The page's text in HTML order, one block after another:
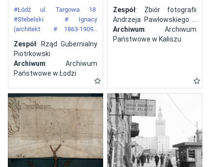
Łodzi]
#Łódź ul. Targowa 18
#Stebelski
# Ignacy
(architekt
# 1863-1909)
Zespół: Rząd Gubernialny
Piotrkowski
Archiwum: Archiwum
Państwowe w Łodzi
Zespół: Zbiór fotografii
Andrzeja Pawłowskiego z
Kalisza
Archiwum: Archiwum
Państwowe w Kaliszu